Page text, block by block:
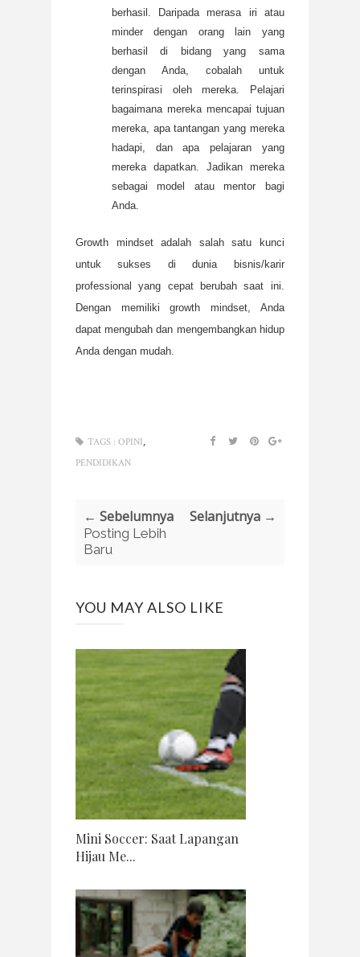
berhasil. Daripada merasa iri atau
minder dengan orang lain yang
berhasil di bidang yang sama
dengan Anda, cobalah untuk
terinspirasi oleh mereka. Pelajari
bagaimana mereka mencapai tujuan
mereka, apa tantangan yang mereka
hadapi, dan apa pelajaran yang
mereka dapatkan. Jadikan mereka
sebagai model atau mentor bagi
Anda.
Growth mindset adalah salah satu kunci
untuk sukses di dunia bisnis/karir
professional yang cepat berubah saat ini.
Dengan memiliki growth mindset, Anda
dapat mengubah dan mengembangkan hidup
Anda dengan mudah.
TAGS : OPINI,
PENDIDIKAN
← Sebelumnya
Posting Lebih
Baru
Selanjutnya →
YOU MAY ALSO LIKE
Mini Soccer: Saat Lapangan
Hijau Me...